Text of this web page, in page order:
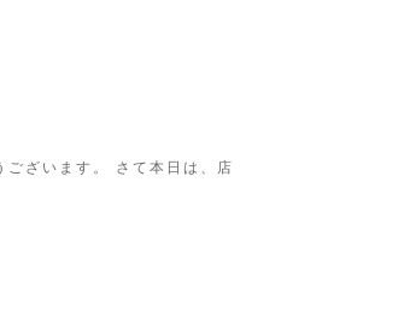
ざいます。 さて本日は、店